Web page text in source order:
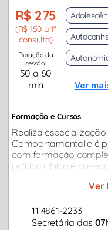
R$ 275
(R$ 150 a 1ª
consulta)
Duração da
sessão:
50 a 60
min
Ver
Formação e Cursos
Realiza
Comportamental e é
com formação
prática clínica é
demandas
Ver
11 4861-2233
Secretária das